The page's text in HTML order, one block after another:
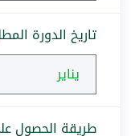
تاريخ الدورة
طريقة الحصول